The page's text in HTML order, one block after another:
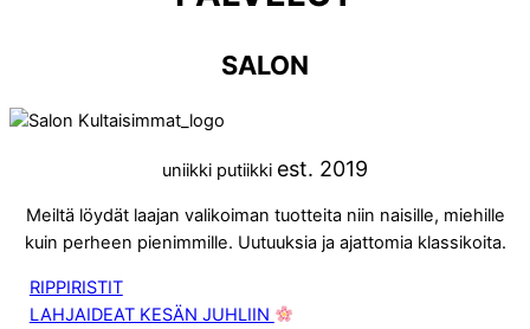
SALON
uniikki putiikki est. 2019
Meiltä löydät laajan valikoiman tuotteita niin naisille, miehille
kuin perheen pienimmille. Uutuuksia ja ajattomia klassikoita.
RIPPIRISTIT
LAHJAIDEAT KESÄN JUHLIIN